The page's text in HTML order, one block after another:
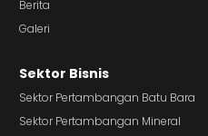
Berita
Galeri
Sektor Bisnis
Sektor Pertambangan Batu Bara
Sektor Pertambangan Mineral